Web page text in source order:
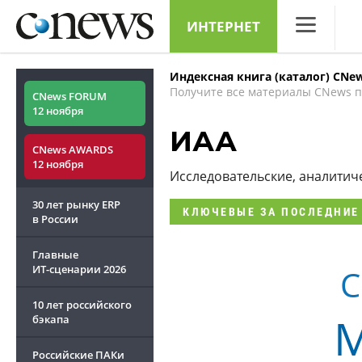
ИНТЕРНЕТ
Аналитика
Техника
ТВ
CNews FORUM
12 ноября
CNews AWARDS
12 ноября
30 лет рынку ERP
в России
Главные
ИТ-сценарии 2026
10 лет российского
бэкапа
Российские ПАКи
Индексная книга (каталог)
Получите все материалы CNews
ИАА
Исследовательские,
КЛЮЧЕВЫЕ ЗА ПОСЛЕДНИЕ